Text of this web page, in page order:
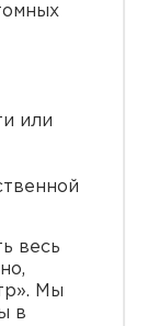
или
весь
Мы
в